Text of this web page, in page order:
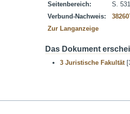
Seitenbereich:
S.
Verbund-Nachweis:
Zur Langanzeige
Das Dokument
3 Juristische Fakultät